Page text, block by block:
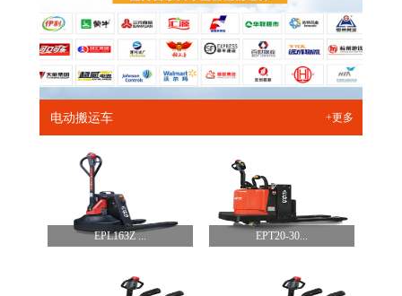
电动搬运车 +更多
EPL163Z ... EPT20-30...